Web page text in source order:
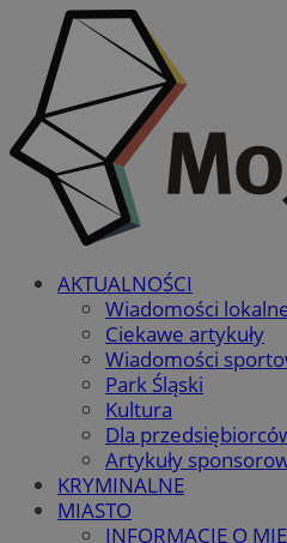
AKTUALNOŚCI
Wiadomości
Ciekawe artykuły
Wiadomości
Park Śląski
Kultura
Dla
Artykuły
KRYMINALNE
MIASTO
INFORMACJE O